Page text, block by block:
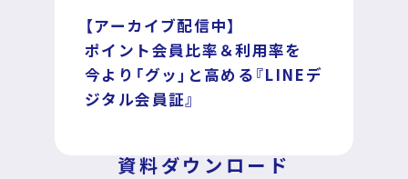
DECA for LINE
DECA for Instagram
マーケGAI
【アーカイブ配信中】
ポイント会員比率＆利用率を
今より「グッ」と高める『LINEデ
ジタル会員証』
資料ダウンロード